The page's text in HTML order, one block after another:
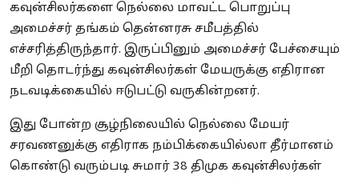
கவுன்சிலர்களை நெல்லை மாவட்ட பொறுப்பு
அமைச்சர் தங்கம் தென்னரசு சமீபத்தில்
எச்சரித்திருந்தார். இருப்பினும் அமைச்சர் பேச்சையும்
மீறி தொடர்ந்து கவுன்சிலர்கள் மேயருக்கு எதிரான
நடவடிக்கையில் ஈடுபட்டு வருகின்றனர்.
இது போன்ற சூழ்நிலையில் நெல்லை மேயர்
சரவணனுக்கு எதிராக நம்பிக்கையில்லா தீர்மானம்
கொண்டு வரும்படி சுமார் 38 திமுக கவுன்சிலர்கள்